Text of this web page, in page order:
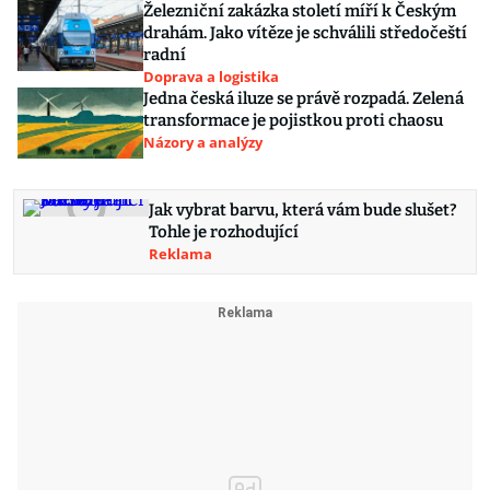
Železniční zakázka století míří k Českým
drahám. Jako vítěze je schválili středočeští
radní
Doprava a logistika
Jedna česká iluze se právě rozpadá. Zelená
transformace je pojistkou proti chaosu
Názory a analýzy
Jak vybrat barvu, která vám bude slušet?
Tohle je rozhodující
Reklama